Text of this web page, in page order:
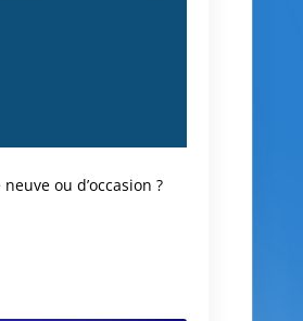
ou d’occasion ?